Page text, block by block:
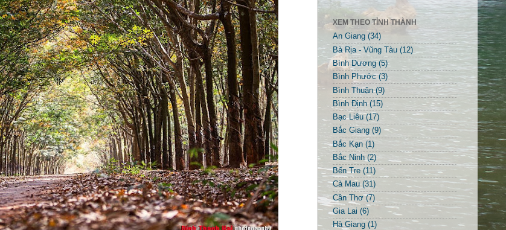
XEM THEO TỈNH THÀNH
An Giang (34)
Bà Rịa - Vũng Tàu (12)
Bình Dương (5)
Bình Phước (3)
Bình Thuận (9)
Bình Định (15)
Bạc Liêu (17)
Bắc Giang (9)
Bắc Kạn (1)
Bắc Ninh (2)
Bến Tre (11)
Cà Mau (31)
Cần Thơ (7)
Gia Lai (6)
Hà Giang (1)